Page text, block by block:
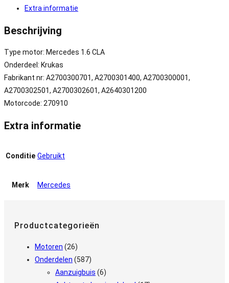
Extra informatie
Beschrijving
Type motor: Mercedes 1.6 CLA
Onderdeel: Krukas
Fabrikant nr: A2700300701, A2700301400, A2700300001,
A2700302501, A2700302601, A2640301200
Motorcode: 270910
Extra informatie
Conditie Gebruikt
Merk Mercedes
Productcategorieën
Motoren (26)
Onderdelen (587)
Aanzuigbuis (6)